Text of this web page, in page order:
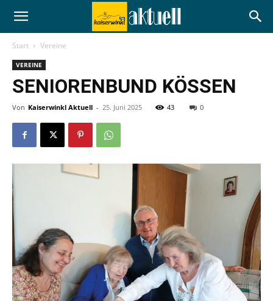
Start Vereine
VEREINE
SENIORENBUND KÖSSEN
Von Kaiserwinkl Aktuell - 25. Juni 2025 43 0